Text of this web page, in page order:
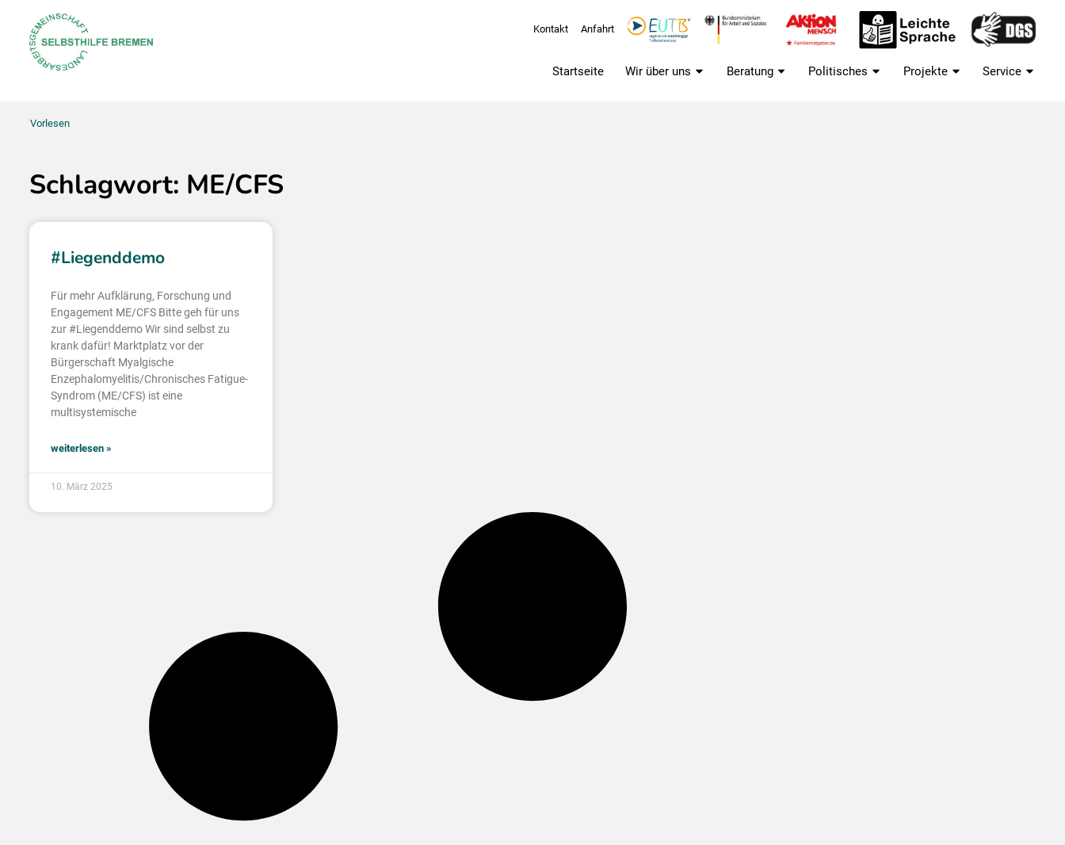
Kontakt Anfahrt
Startseite Wir über uns Beratung Politisches Projekte Service
Vorlesen
Schlagwort: ME/CFS
#Liegenddemo
Für mehr Aufklärung, Forschung und
Engagement ME/CFS Bitte geh für uns
zur #Liegenddemo Wir sind selbst zu
krank dafür! Marktplatz vor der
Bürgerschaft Myalgische
Enzephalomyelitis/Chronisches Fatigue-
Syndrom (ME/CFS) ist eine
multisystemische
weiterlesen »
10. März 2025